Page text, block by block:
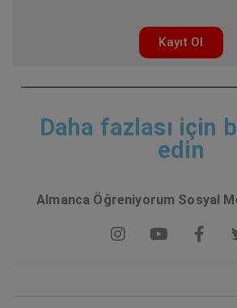
Kayıt Ol
Daha fazlası için
edin
Almanca Öğreniyorum Sosyal